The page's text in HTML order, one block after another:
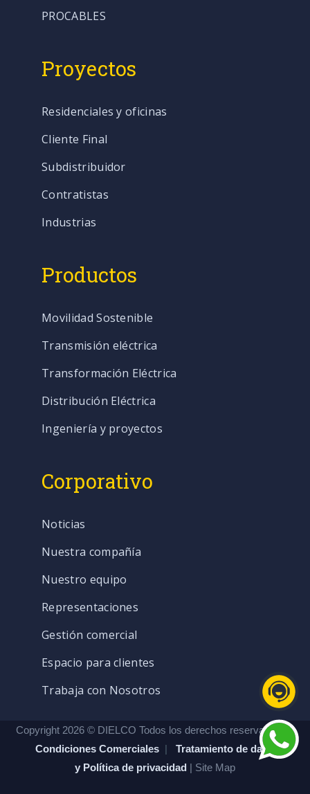
PROCABLES
Proyectos
Residenciales y oficinas
Cliente Final
Subdistribuidor
Contratistas
Industrias
Productos
Movilidad Sostenible
Transmisión eléctrica
Transformación Eléctrica
Distribución Eléctrica
Ingeniería y proyectos
Corporativo
Noticias
Nuestra compañía
Nuestro equipo
Representaciones
Gestión comercial
Espacio para clientes
Trabaja con Nosotros
Copyright 2026 © DIELCO Todos los derechos reservados. |
Condiciones Comerciales | Tratamiento de datos
y Política de privacidad | Site Map